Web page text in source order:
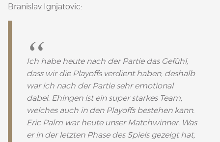
Branislav Ignjatovic:
Ich habe heute nach der Partie das Gefühl,
dass wir die Playoffs verdient haben, deshalb
war ich nach der Partie sehr emotional
dabei. Ehingen ist ein super starkes Team,
welches auch in den Playoffs bestehen kann.
Eric Palm war heute unser Matchwinner. Was
er in der letzten Phase des Spiels gezeigt hat,